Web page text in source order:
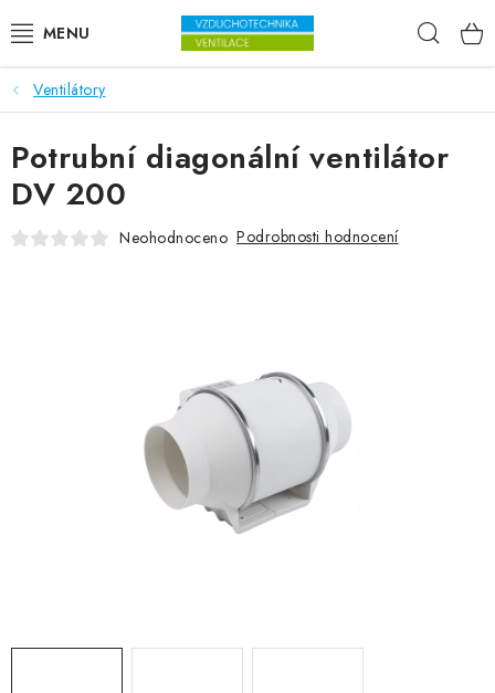
VENTILÁTORY
VZDUCHOTECHNIKA
REKUPERACE
ODVLHČOVAČE
ZVLHČOVAČE VZDUCHU PRŮMYSLOVÉ
Ventilátory
Potrubní diagonální ventilátor
DV 200
Neohodnoceno Podrobnosti hodnocení